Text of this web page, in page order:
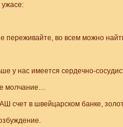
ужасе:
переживайте, во всем можно
у нас имеется сердечно-
молчание…
счет в швейцарском банке,